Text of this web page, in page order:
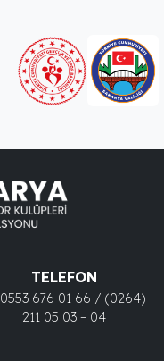
TELEFON
0553 676 01 66 / (0264)
211 05 03 – 04